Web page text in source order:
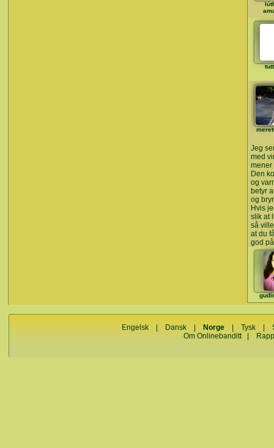
Jeg
med
mener
Den
og
betyr
og
Hvis
slik at
så
at du
god
Engelsk Dansk Norge |Tysk |
Om Onlinebanditt|